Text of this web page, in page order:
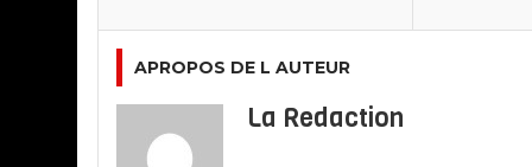
APROPOS DE L AUTEUR
La Redaction